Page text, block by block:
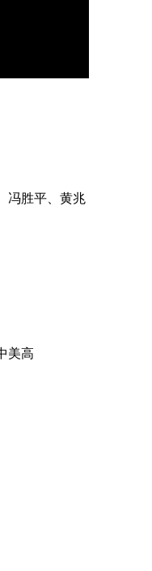
冯胜平、黄兆
美高